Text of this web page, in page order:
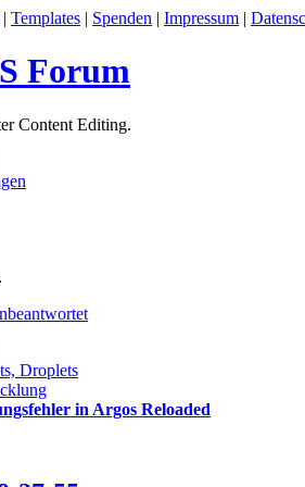
| Templates | Spenden | Impressum |
Forum
Content Editing.
Droplets
in Argos Reloaded